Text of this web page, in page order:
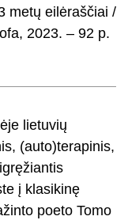
metų eilėraščiai /
2023. – 92 p.
lietuvių
(auto)terapinis,
į klasikinę
poeto Tomo